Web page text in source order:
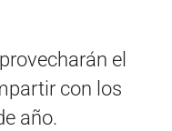
el
con los
año.